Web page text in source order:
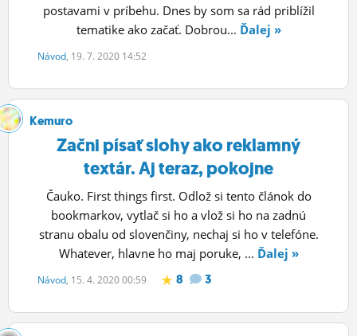
postavami v príbehu. Dnes by som sa rád priblížil
tematike ako začať. Dobrou... Ďalej »
Návod, 19. 7. 2020 14:52
Kemuro
Začni písať slohy ako reklamný
textár. Aj teraz, pokojne
Čauko. First things first. Odlož si tento článok do
bookmarkov, vytlač si ho a vlož si ho na zadnú
stranu obalu od slovenčiny, nechaj si ho v telefóne.
Whatever, hlavne ho maj poruke, ... Ďalej »
Návod, 15. 4. 2020 00:59 8 3